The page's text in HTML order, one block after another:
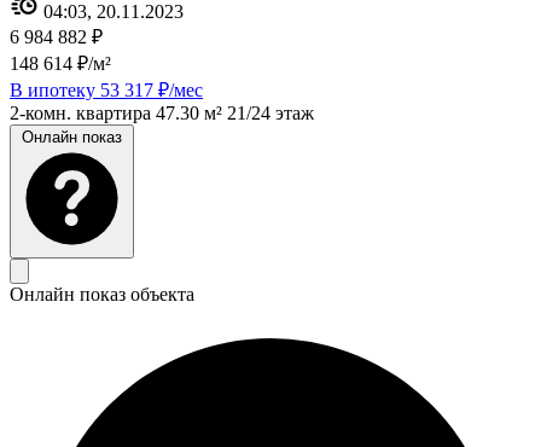
04:03, 20.11.2023
6 984 882 ₽
148 614 ₽/м²
В ипотеку 53 317 ₽/мес
2-комн. квартира 47.30 м² 21/24 этаж
Онлайн показ
Онлайн показ объекта